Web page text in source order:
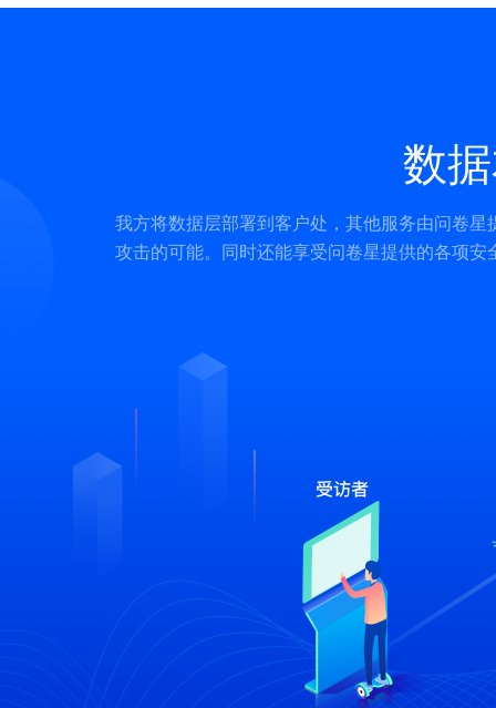
数
我方将数据层部署到客户处，其他服务由问卷
攻击的可能。同时还能享受问卷星提供的各项